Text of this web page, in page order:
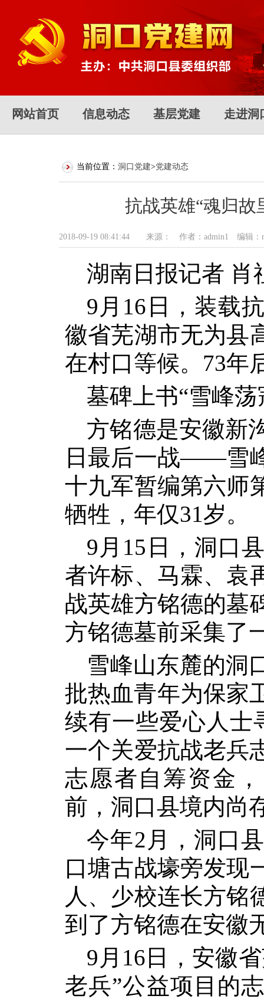
网站首页 信息动态 基层党建 走进洞
当前位置： 洞口党建>党建动态
抗战英雄“魂归
2018-09-19 08:41:44 来源： 作者：admin1 编辑
湖南日报记者 肖
9 月 16 日
，装载
徽省芜湖市无为县
在村口等候。 73年
墓碑上书“雪峰
方铭德是安徽新
日最后一战——雪
十九军暂编第六师
牺牲，年仅31岁。
9 月 15 日
，洞口
者许标、马霖、袁
战英雄方铭德的墓
方铭德墓前采集了
雪峰山东麓的洞
批热血青年为保家
续有一些爱心人士
一个关爱抗战老兵
志愿者自筹资金
前，洞口县境内尚
今年2 月，洞口
口塘古战壕旁发现
人、少校连长方铭
到了方铭德在安徽
9 月 16 日
，安徽
老兵”公益项目的